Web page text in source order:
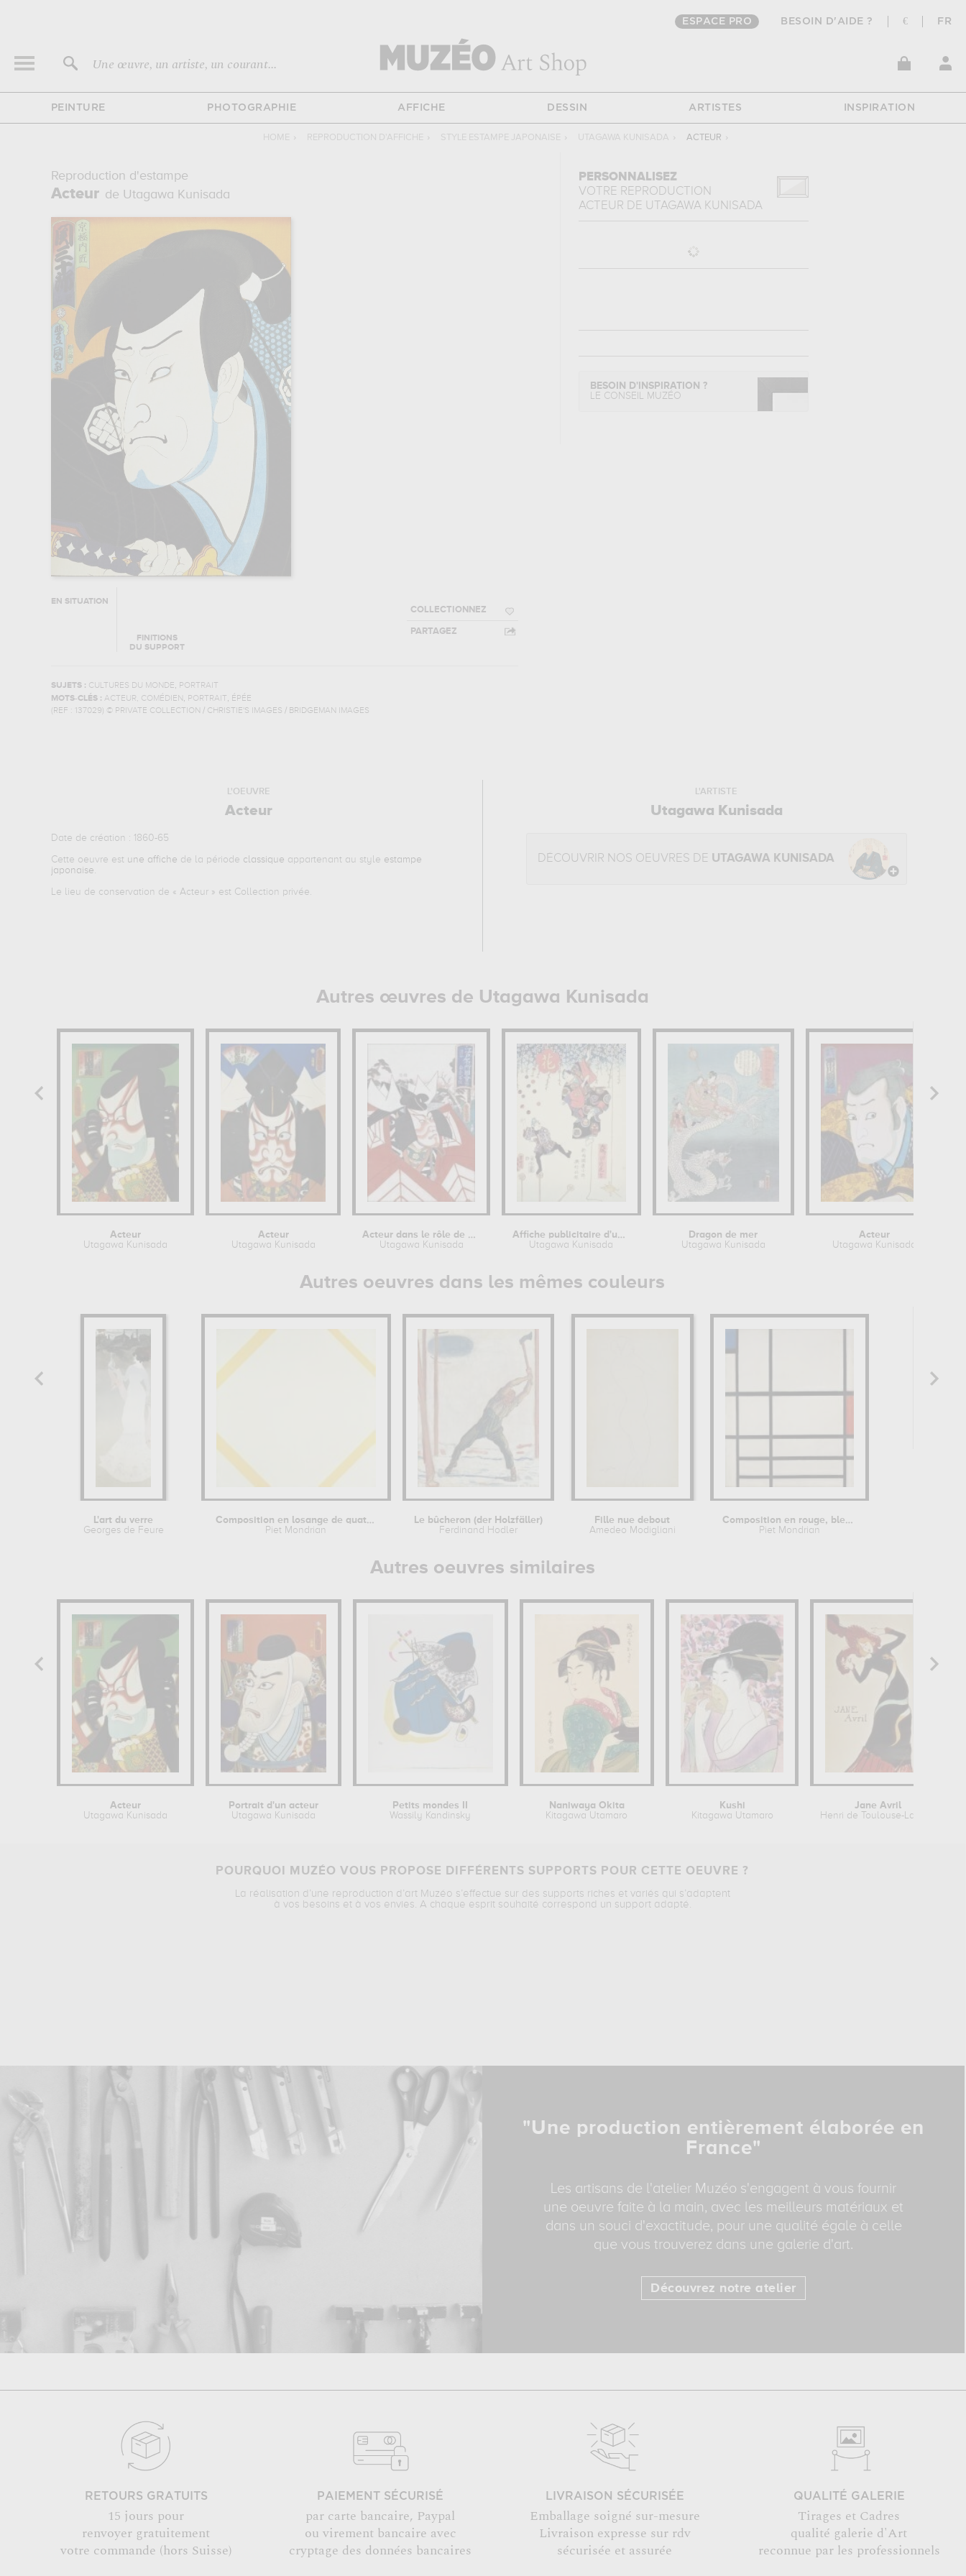
ESPACE PRO BESOIN D'AIDE ? € FR
Une œuvre, un artiste, un courant...
PEINTURE PHOTOGRAPHIE AFFICHE DESSIN ARTISTES INSPIRATION
HOME › REPRODUCTION D'AFFICHE › STYLE ESTAMPE JAPONAISE › UTAGAWA KUNISADA › ACTEUR ›
Reproduction d'estampe
Acteur de Utagawa Kunisada
EN SITUATION
FINITIONS
DU SUPPORT
COLLECTIONNEZ
PARTAGEZ
SUJETS : CULTURES DU MONDE, PORTRAIT
MOTS-CLÉS : ACTEUR, COMÉDIEN, PORTRAIT, ÉPÉE
(REF :
137029) © PRIVATE COLLECTION / CHRISTIE'S IMAGES / BRIDGEMAN IMAGES
PERSONNALISEZ
VOTRE REPRODUCTION
ACTEUR DE UTAGAWA KUNISADA
BESOIN D'INSPIRATION ?
LE CONSEIL MUZÉO
L'OEUVRE
Acteur
Date de création : 1860-65
Cette oeuvre est une affiche de la période classique appartenant au style estampe
japonaise.
Le lieu de conservation de «Acteur » est Collection privée.
L'ARTISTE
Utagawa Kunisada
DÉCOUVRIR NOS OEUVRES DE UTAGAWA KUNISADA
Autres œuvres de Utagawa Kunisada
Acteur
Utagawa Kunisada
Acteur
Utagawa Kunisada
Acteur dans le rôle de Kaneomaru
Utagawa Kunisada
Affiche publicitaire d'un Cirque...
Utagawa Kunisada
Dragon de mer
Utagawa Kunisada
Acteur
Utagawa Kunisada
Autres oeuvres dans les mêmes couleurs
L'art du verre
Georges de Feure
Composition en losange de quatre...
Piet Mondrian
Le bûcheron (der Holzfäller)
Ferdinand Hodler
Fille nue debout
Amedeo Modigliani
Composition en rouge, bleu et blanc...
Piet Mondrian
Autres oeuvres similaires
Acteur
Utagawa Kunisada
Portrait d'un acteur
Utagawa Kunisada
Petits mondes II
Wassily Kandinsky
Naniwaya Okita
Kitagawa Utamaro
Kushi
Kitagawa Utamaro
Jane Avril
Henri de Toulouse-Lautrec
POURQUOI MUZÉO VOUS PROPOSE DIFFÉRENTS SUPPORTS POUR CETTE OEUVRE ?
La réalisation d’une reproduction d’art Muzéo s’effectue sur des supports riches et variés qui s’adaptent
à vos besoins et à vos envies. A chaque esprit souhaité correspond un support adapté.
"Une production entièrement élaborée en
France"
Les artisans de l'atelier Muzéo s'engagent à vous fournir
une oeuvre faite à la main, avec les meilleurs matériaux et
dans un souci d'exactitude, pour une qualité égale à celle
que vous trouverez dans une galerie d'art.
Découvrez notre atelier
RETOURS GRATUITS
15 jours pour
renvoyer gratuitement
votre commande (hors Suisse)
PAIEMENT SÉCURISÉ
par carte bancaire, Paypal
ou virement bancaire avec
cryptage des données bancaires
LIVRAISON SÉCURISÉE
Emballage soigné sur-mesure
Livraison expresse sur rdv
sécurisée et assurée
QUALITÉ GALERIE
Tirages et Cadres
qualité galerie d'Art
reconnue par les professionnels